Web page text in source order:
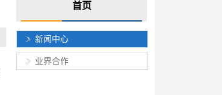
首页
新闻中心
业界合作